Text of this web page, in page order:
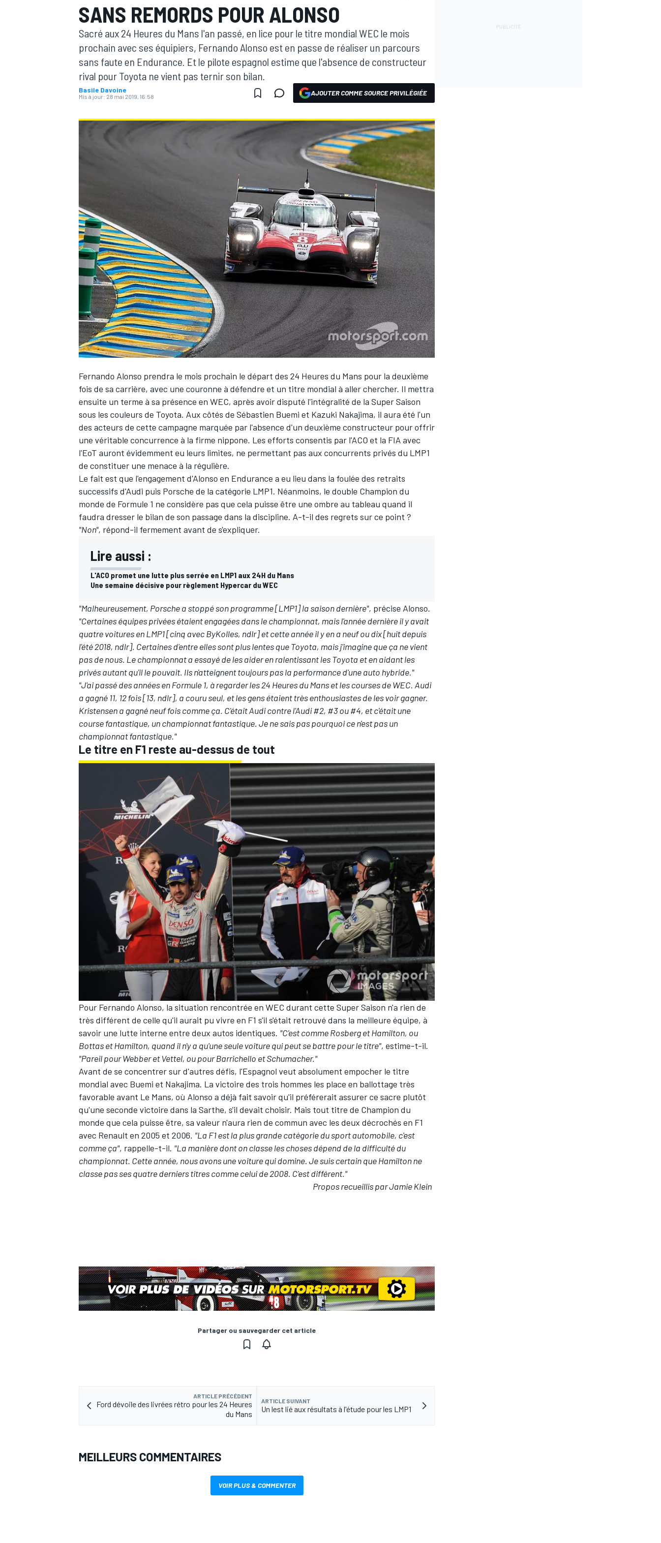
MOTOGP
WRC
AUTRES CHAMPIONNATS
SANS REMORDS POUR ALONSO
Sacré aux 24 Heures du Mans l'an passé, en lice pour le titre mondial WEC le mois
prochain avec ses équipiers, Fernando Alonso est en passe de réaliser un parcours
sans faute en Endurance. Et le pilote espagnol estime que l'absence de constructeur
rival pour Toyota ne vient pas ternir son bilan.
Basile Davoine
Mis à jour: 28 mai 2019, 16:58 AJOUTER COMME SOURCE PRIVILÉGIÉE
Fernando Alonso prendra le mois prochain le départ des 24 Heures du Mans pour la deuxième
fois de sa carrière, avec une couronne à défendre et un titre mondial à aller chercher. Il mettra
ensuite un terme à sa présence en WEC, après avoir disputé l'intégralité de la Super Saison
sous les couleurs de Toyota. Aux côtés de Sébastien Buemi et Kazuki Nakajima, il aura été l'un
des acteurs de cette campagne marquée par l'absence d'un deuxième constructeur pour offrir
une véritable concurrence à la firme nippone. Les efforts consentis par l'ACO et la FIA avec
l'EoT auront évidemment eu leurs limites, ne permettant pas aux concurrents privés du LMP1
de constituer une menace à la régulière.
Le fait est que l'engagement d'Alonso en Endurance a eu lieu dans la foulée des retraits
successifs d'Audi puis Porsche de la catégorie LMP1. Néanmoins, le double Champion du
monde de Formule 1 ne considère pas que cela puisse être une ombre au tableau quand il
faudra dresser le bilan de son passage dans la discipline. A-t-il des regrets sur ce point ?
"Non", répond-il fermement avant de s'expliquer.
Lire aussi :
L'ACO promet une lutte plus serrée en LMP1 aux 24H du Mans
Une semaine décisive pour règlement Hypercar du WEC
"Malheureusement, Porsche a stoppé son programme [LMP1] la saison dernière", précise Alonso.
"Certaines équipes privées étaient engagées dans le championnat, mais l'année dernière il y avait
quatre voitures en LMP1 [cinq avec ByKolles, ndlr] et cette année il y en a neuf ou dix [huit depuis
l'été 2018, ndlr]. Certaines d'entre elles sont plus lentes que Toyota, mais j'imagine que ça ne vient
pas de nous. Le championnat a essayé de les aider en ralentissant les Toyota et en aidant les
privés autant qu'il le pouvait. Ils n'atteignent toujours pas la performance d'une auto hybride."
"J'ai passé des années en Formule 1, à regarder les 24 Heures du Mans et les courses de WEC. Audi
a gagné 11, 12 fois [13, ndlr], a couru seul, et les gens étaient très enthousiastes de les voir gagner.
Kristensen a gagné neuf fois comme ça. C'était Audi contre l'Audi #2, #3 ou #4, et c'était une
course fantastique, un championnat fantastique. Je ne sais pas pourquoi ce n'est pas un
championnat fantastique."
Le titre en F1 reste au-dessus de tout
Pour Fernando Alonso, la situation rencontrée en WEC durant cette Super Saison n'a rien de
très différent de celle qu'il aurait pu vivre en F1 s'il s'était retrouvé dans la meilleure équipe, à
savoir une lutte interne entre deux autos identiques. "C'est comme Rosberg et Hamilton, ou
Bottas et Hamilton, quand il n'y a qu'une seule voiture qui peut se battre pour le titre", estime-t-il.
"Pareil pour Webber et Vettel, ou pour Barrichello et Schumacher."
Avant de se concentrer sur d'autres défis, l'Espagnol veut absolument empocher le titre
mondial avec Buemi et Nakajima. La victoire des trois hommes les place en ballottage très
favorable avant Le Mans, où Alonso a déjà fait savoir qu'il préférerait assurer ce sacre plutôt
qu'une seconde victoire dans la Sarthe, s'il devait choisir. Mais tout titre de Champion du
monde que cela puisse être, sa valeur n'aura rien de commun avec les deux décrochés en F1
avec Renault en 2005 et 2006. "La F1 est la plus grande catégorie du sport automobile, c'est
comme ça", rappelle-t-il. "La manière dont on classe les choses dépend de la difficulté du
championnat. Cette année, nous avons une voiture qui domine. Je suis certain que Hamilton ne
classe pas ses quatre derniers titres comme celui de 2008. C'est différent."
Propos recueillis par Jamie Klein
Partager ou sauvegarder cet article
ARTICLE PRÉCÉDENT
Ford dévoile des livrées rétro pour les 24 Heures
du Mans
ARTICLE SUIVANT
Un lest lié aux résultats à l'étude pour les LMP1
MEILLEURS COMMENTAIRES
VOIR PLUS & COMMENTER